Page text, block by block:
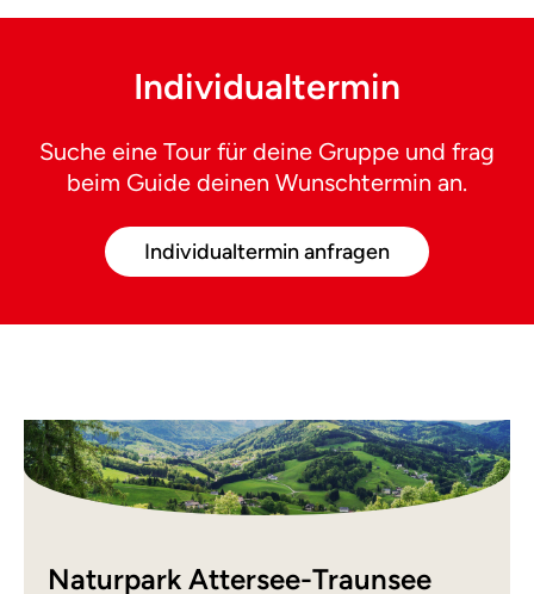
Individualtermin
Suche eine Tour für deine Gruppe und frag
beim Guide deinen Wunschtermin an.
Individualtermin anfragen
Naturpark Attersee-Traunsee